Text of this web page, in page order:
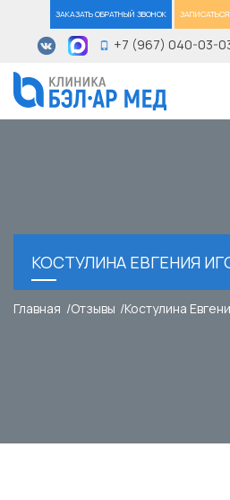
ЗАКАЗАТЬ ОБРАТНЫЙ ЗВОНОК
+7 (967) 040-03-
КОСТУЛИНА ЕВГЕНИЯ
Главная Отзывы Костулина